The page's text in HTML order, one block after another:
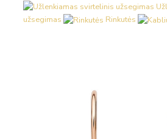
užsegimas
Rinkutės